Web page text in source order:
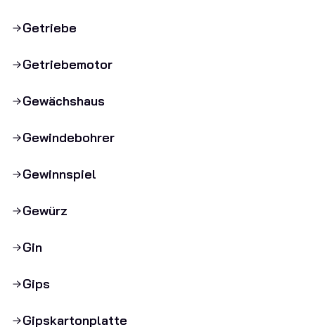
Getriebe
Getriebemotor
Gewächshaus
Gewindebohrer
Gewinnspiel
Gewürz
Gin
Gips
Gipskartonplatte